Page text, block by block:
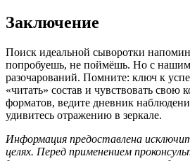
Заключение
Поиск идеальной сыворотки
попробуешь, не поймёшь. Но с
разочарований. Помните: ключ к
«читать» состав и чувствовать свою
форматов, ведите дневник
удивитесь отражению в зеркале.
Информация предоставлена
целях. Перед применением